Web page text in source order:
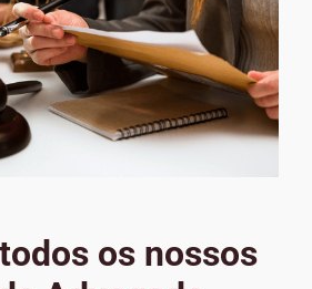
os nossos